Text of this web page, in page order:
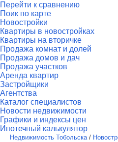
Перейти к сравнению
Поик по карте
Новостройки
Квартиры в новостройках
Квартиры на вторичке
Продажа комнат и долей
Продажа домов и дач
Продажа участков
Аренда квартир
Застройщики
Агентства
Каталог специалистов
Новости недвижимости
Графики и индексы цен
Ипотечный калькулятор
Недвижимость Тобольска/